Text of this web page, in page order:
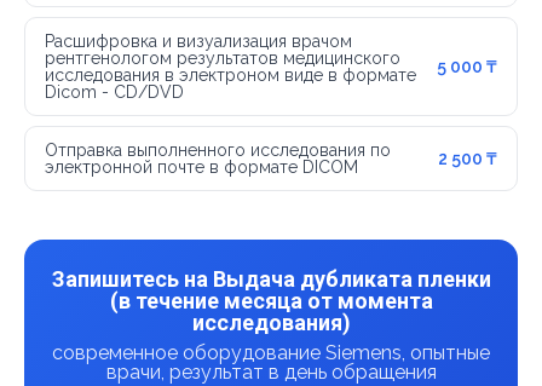
Расшифровка и визуализация врачом
рентгенологом результатов медицинского
исследования в электроном виде в формате
Dicom - CD/DVD
5 000 ₸
Отправка выполненного исследования по
электронной почте в формате DICOM
2 500 ₸
Запишитесь на Выдача дубликата пленки
(в течение месяца от момента
исследования)
современное оборудование Siemens, опытные
врачи, результат в день обращения